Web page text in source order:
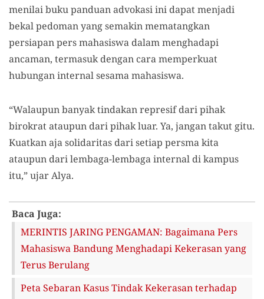
menilai buku panduan advokasi ini dapat menjadi
bekal pedoman yang semakin mematangkan
persiapan pers mahasiswa dalam menghadapi
ancaman, termasuk dengan cara memperkuat
hubungan internal sesama mahasiswa.
“Walaupun banyak tindakan represif dari pihak
birokrat ataupun dari pihak luar. Ya, jangan takut gitu.
Kuatkan aja solidaritas dari setiap persma kita
ataupun dari lembaga-lembaga internal di kampus
itu,” ujar Alya.
Baca Juga:
MERINTIS JARING PENGAMAN: Bagaimana Pers
Mahasiswa Bandung Menghadapi Kekerasan yang
Terus Berulang
Peta Sebaran Kasus Tindak Kekerasan terhadap